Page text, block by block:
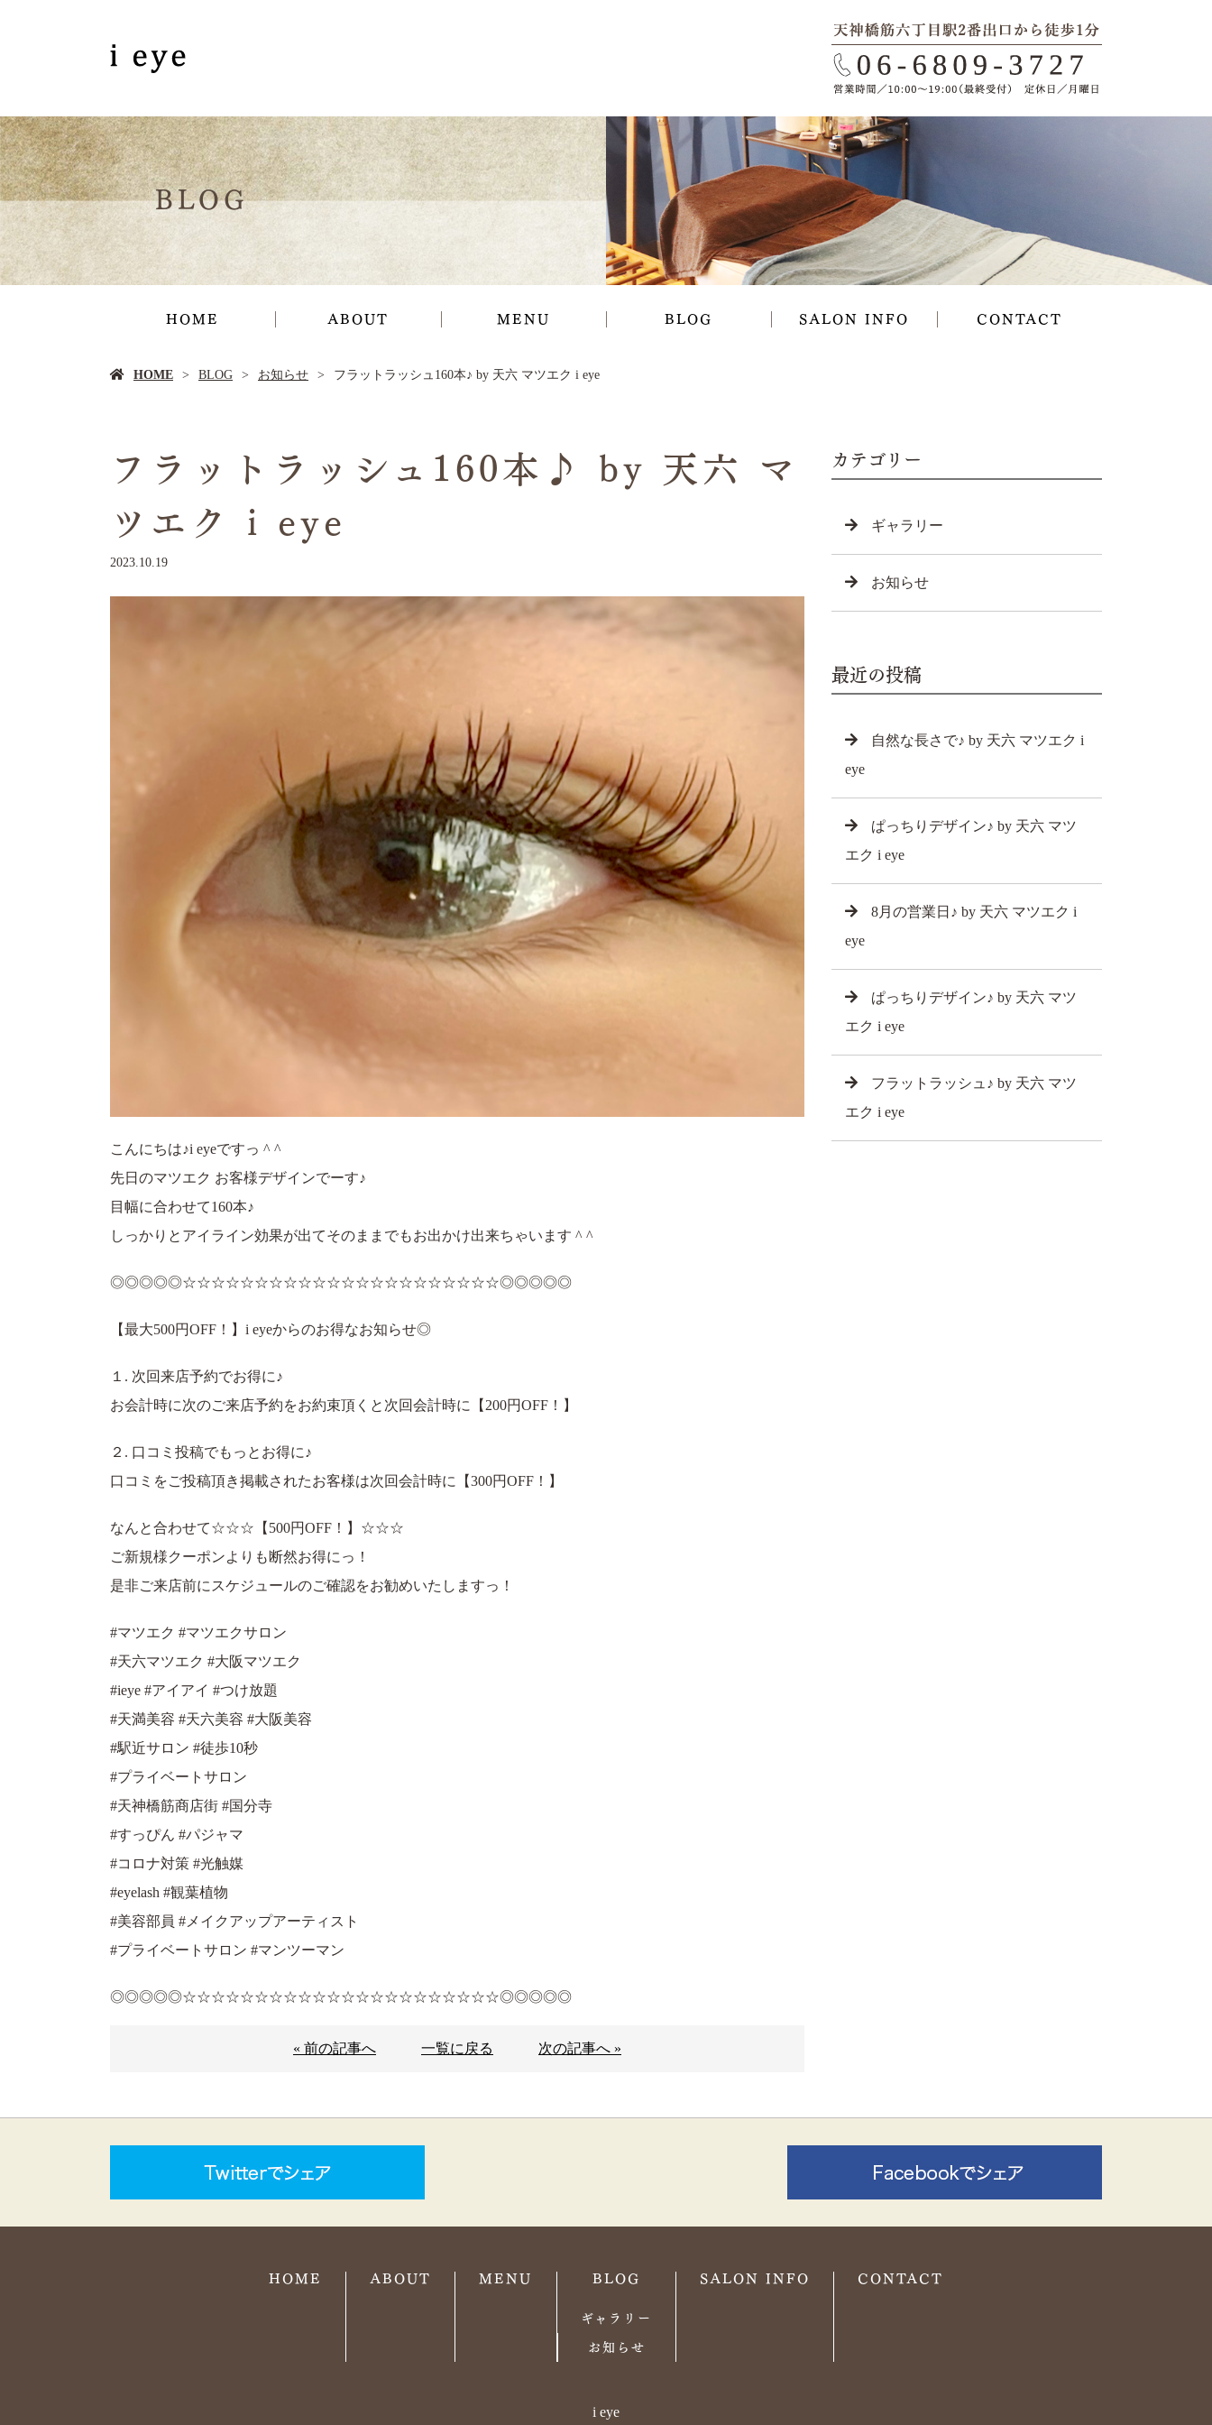
BLOG
HOME ABOUT MENU BLOG SALON INFO CONTACT
HOME BLOG お知らせ フラットラッシュ160本♪ by 天六 マツエク i eye
フラットラッシュ160本♪ by 天六 マ
ツエク i eye
2023.10.19
こんにちは♪i eyeですっ ^ ^
先日のマツエク お客様デザインでーす♪
目幅に合わせて160本♪
しっかりとアイライン効果が出てそのままでもお出かけ出来ちゃいます ^ ^
◎◎◎◎◎☆☆☆☆☆☆☆☆☆☆☆☆☆☆☆☆☆☆☆☆☆☆◎◎◎◎◎
【最大500円OFF！】i eyeからのお得なお知らせ◎
１. 次回来店予約でお得に♪
お会計時に次のご来店予約をお約束頂くと次回会計時に【200円OFF！】
２. 口コミ投稿でもっとお得に♪
口コミをご投稿頂き掲載されたお客様は次回会計時に【300円OFF！】
なんと合わせて☆☆☆【500円OFF！】☆☆☆
ご新規様クーポンよりも断然お得にっ！
是非ご来店前にスケジュールのご確認をお勧めいたしますっ！
#マツエク #マツエクサロン
#天六マツエク #大阪マツエク
#ieye #アイアイ #つけ放題
#天満美容 #天六美容 #大阪美容
#駅近サロン #徒歩10秒
#プライベートサロン
#天神橋筋商店街 #国分寺
#すっぴん #パジャマ
#コロナ対策 #光触媒
#eyelash #観葉植物
#美容部員 #メイクアップアーティスト
#プライベートサロン #マンツーマン
◎◎◎◎◎☆☆☆☆☆☆☆☆☆☆☆☆☆☆☆☆☆☆☆☆☆☆◎◎◎◎◎
« 前の記事へ 一覧に戻る 次の記事へ »
カテゴリー
ギャラリー
お知らせ
最近の投稿
自然な長さで♪ by 天六 マツエク i
eye
ぱっちりデザイン♪ by 天六 マツ
エク i eye
8月の営業日♪ by 天六 マツエク i
eye
ぱっちりデザイン♪ by 天六 マツ
エク i eye
フラットラッシュ♪ by 天六 マツ
エク i eye
HOME ABOUT MENU BLOG
ギャラリー
お知らせ
SALON INFO CONTACT
i eye